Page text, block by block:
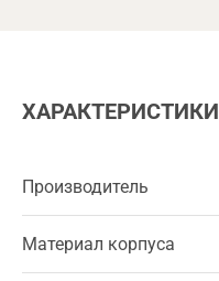
ХАРАКТЕРИСТИКИ
Производитель
Материал корпуса